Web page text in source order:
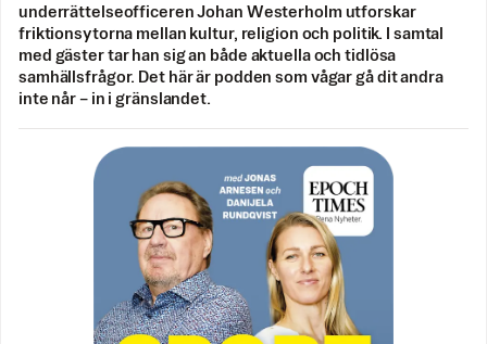
underrättelseofficeren Johan Westerholm utforskar
friktionsytorna mellan kultur, religion och politik. I samtal
med gäster tar han sig an både aktuella och tidlösa
samhällsfrågor. Det här är podden som vågar gå dit andra
inte når – in i gränslandet.